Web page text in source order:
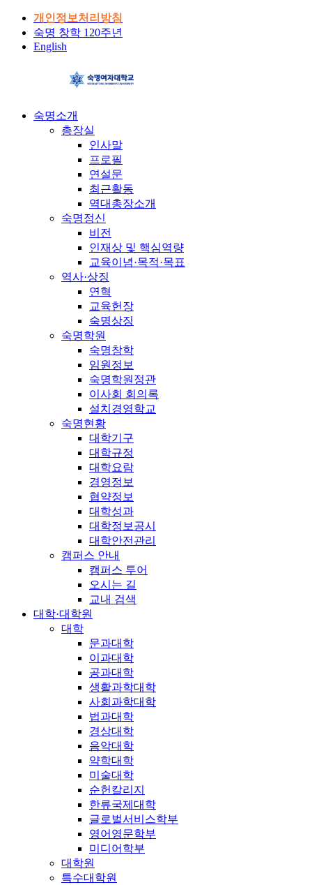
개인정보처리방침
숙명 창학 120주년
English
숙명소개
총장실
인사말
프로필
연설문
최근활동
역대총장소개
숙명정신
비전
인재상 및 핵심역량
교육이념·목적·목표
역사·상징
연혁
교육헌장
숙명상징
숙명학원
숙명창학
임원정보
숙명학원정관
이사회 회의록
설치경영학교
숙명현황
대학기구
대학규정
대학요람
경영정보
협약정보
대학성과
대학정보공시
대학안전관리
캠퍼스 안내
캠퍼스 투어
오시는 길
교내 검색
대학·대학원
대학
문과대학
이과대학
공과대학
생활과학대학
사회과학대학
법과대학
경상대학
음악대학
약학대학
미술대학
순헌칼리지
한류국제대학
글로벌서비스학부
영어영문학부
미디어학부
대학원
특수대학원